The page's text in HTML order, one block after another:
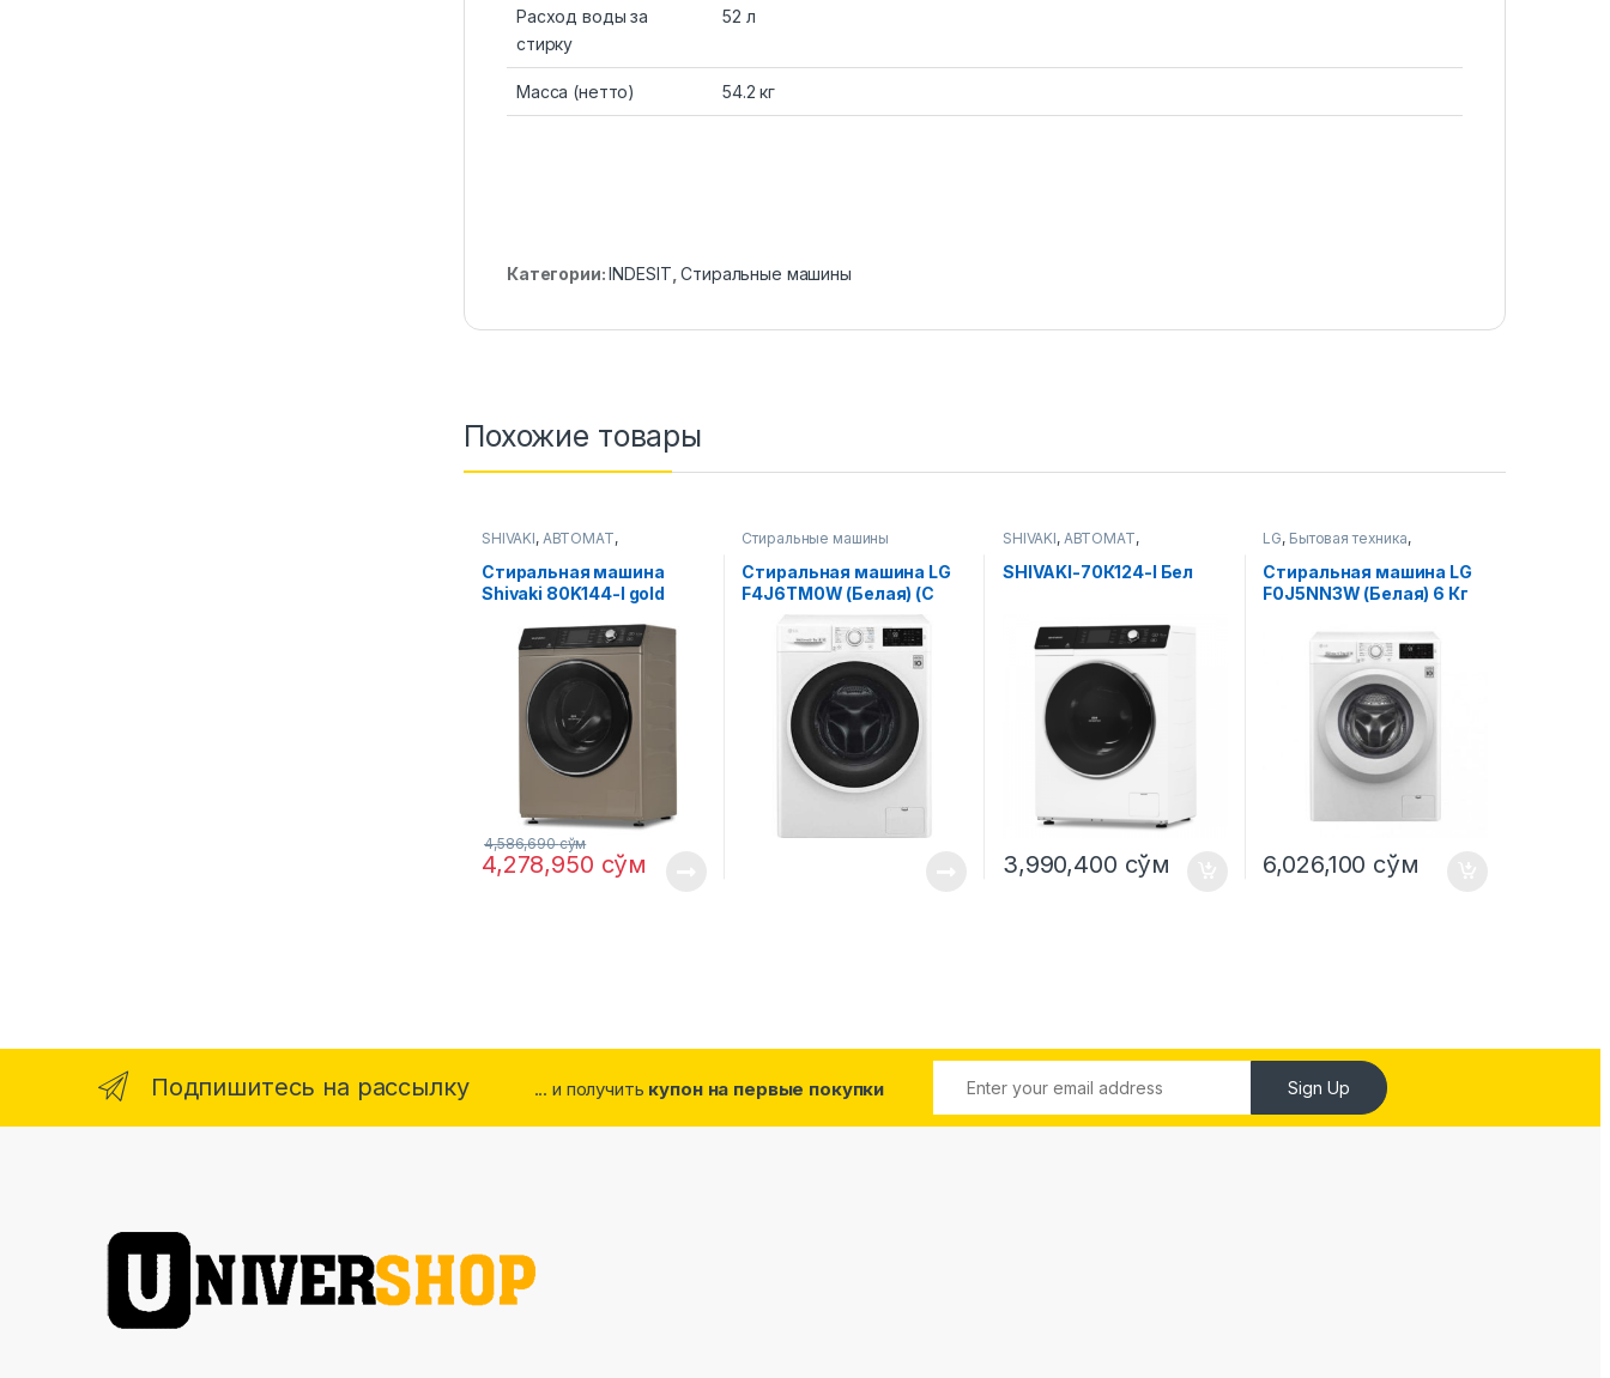
Расход воды за
стирку
52 л
Масса (нетто) 54.2 кг
Категории:INDESIT ,Стиральные машины
Похожие товары
SHIVAKI, АВТОМАТ,
Стиральная машина
Shivaki 80K144-I gold
4,278,950 сўм
4,586,690сўм
Стиральные машины
Стиральная машина LG
F4J6TM0W (Белая) (С
сушкой) 8 Кг
SHIVAKI, АВТОМАТ,
SHIVAKI-70К124-I Бел
3,990,400 сўм
LG, Бытовая техника,
Стиральная машина LG
F0J5NN3W (Белая) 6 Кг
6,026,100 сўм
Подпишитесь на рассылку ... и получить купон на первые покупки Sign Up